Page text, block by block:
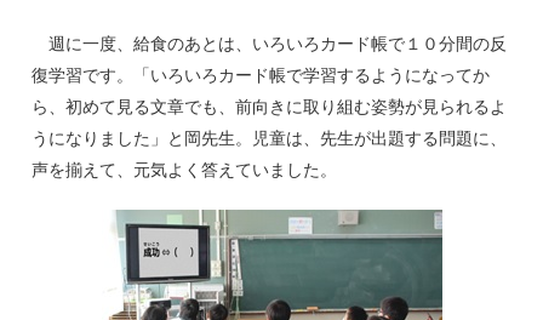
週に一度、給食のあとは、いろいろカード帳で１０分間の反
復学習です。「いろいろカード帳で学習するようになってか
ら、初めて見る文章でも、前向きに取り組む姿勢が見られるよ
うになりました」と岡先生。児童は、先生が出題する問題に、
声を揃えて、元気よく答えていました。